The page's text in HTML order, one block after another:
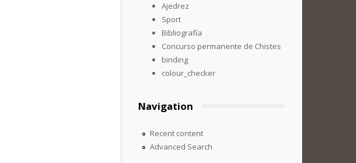
Ajedrez
Sport
Bibliografía
Concurso permanente de Chistes
binding
colour_checker
Navigation
Recent content
Advanced Search